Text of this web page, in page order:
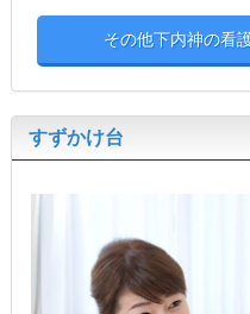
その他下内神の看
すずかけ台